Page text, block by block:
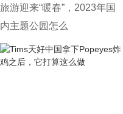
旅游迎来“暖春”，2023年国
内主题公园怎么